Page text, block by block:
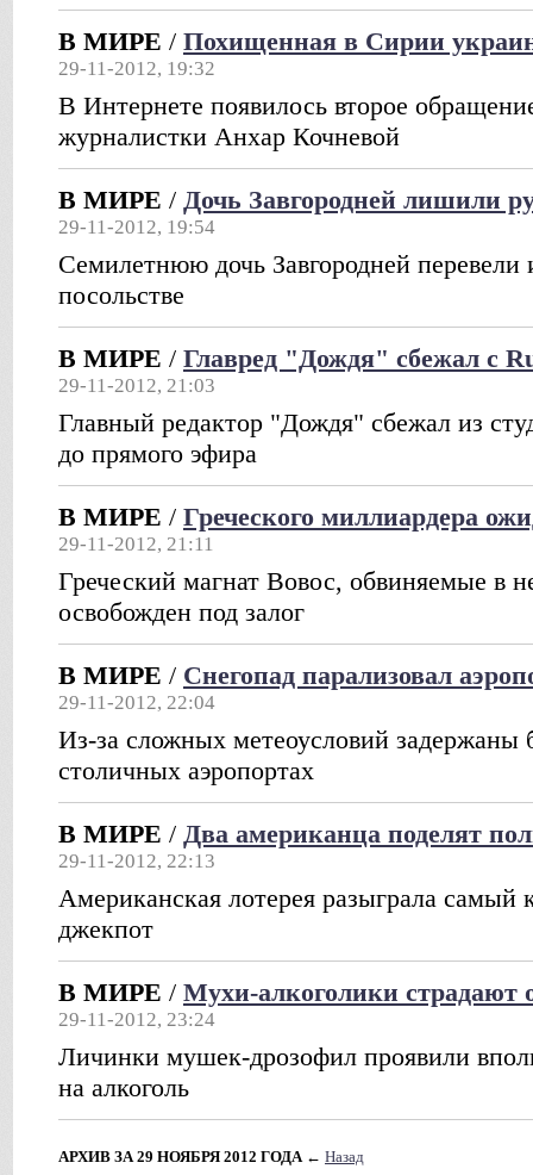
В МИРЕ / Похищенная в Сирии
29-11-2012, 19:32
В Интернете появилось второе
журналистки Анхар Кочневой
В МИРЕ / Дочь Завгородней лишили
29-11-2012, 19:54
Семилетнюю дочь Завгородней
посольстве
В МИРЕ / Главред "Дождя" сбежал с
29-11-2012, 21:03
Главный редактор "Дождя" сбежал из
до прямого эфира
В МИРЕ / Греческого миллиардера
29-11-2012, 21:11
Греческий магнат Вовос, обвиняемые в
освобожден под залог
В МИРЕ / Снегопад парализовал
29-11-2012, 22:04
Из-за сложных метеоусловий задержаны
столичных аэропортах
В МИРЕ / Два американца поделят
29-11-2012, 22:13
Американская лотерея разыграла
джекпот
В МИРЕ / Мухи-алкоголики страдают
29-11-2012, 23:24
Личинки мушек-дрозофил проявили
на алкоголь
АРХИВ ЗА 29 НОЯБРЯ 2012 ГОДА ← Назад